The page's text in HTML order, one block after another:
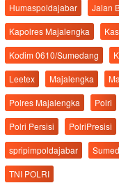
Humaspoldajabar
Jalan
Kapolres Majalengka
Kodim 0610/Sumedang
Leetex
Majalengka
Polres Majalengka
Polri
Polri Persisi
PolriPresisi
spripimpoldajabar
TNI POLRI